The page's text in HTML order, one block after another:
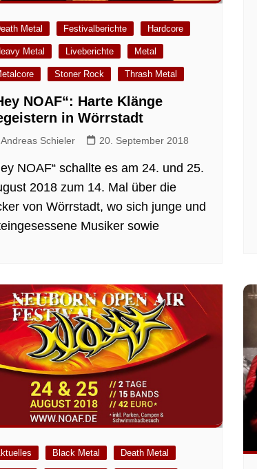
Metal Festivalberichte Hardcore
Metal Liveberichte Metal
Stoner Rock Thrash Metal
NOAF“: Harte Klänge
in Wörrstadt
Andreas Schieler 20. September 2018
NOAF“ schallte es am 24. und 25.
2018 zum 14. Mal über die
von Wörrstadt, wo sich junge und
Musiker sowie
Black Metal Death Metal